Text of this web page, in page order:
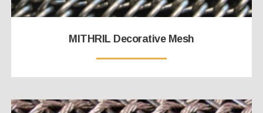
MITHRIL Decorative Mesh